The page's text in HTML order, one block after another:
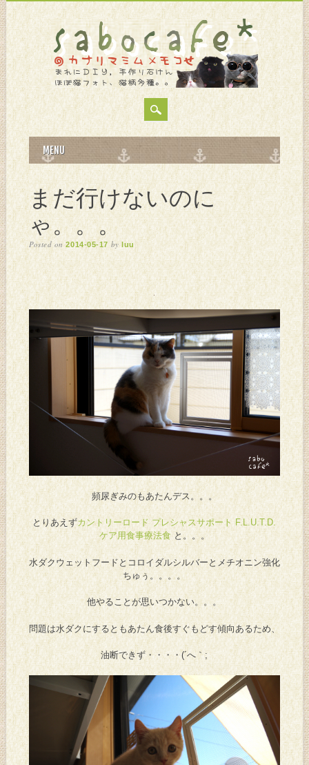
MAIN MENU
to
content
MENU
まだ行けないのに
ゃ。。。
Posted on2014-05-17 byluu
頻尿ぎみのもあたんデス。。。
とりあえずカントリーロード プレシャスサポート F.L.U.T.D.
ケア用食事療法食と。。。
水ダクウェットフードとコロイダルシルバーとメチオニン強化
ちゅぅ。。。。
他やることが思いつかない。。。
問題は水ダクにするともあたん食後すぐもどす傾向あるため、
油断できず・・・・(´へ｀;